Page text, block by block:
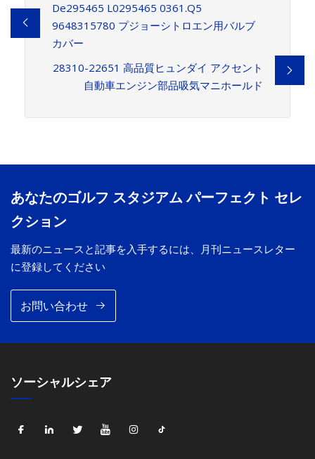
De295465 L0295465 0361.Q5
9648315780 プジョーシトロエン用バルブ
カバー
28310-22651 高品質ヒュンダイ アクセント
自動車エンジン部品吸気マニホールド
あなたのゴルフ スタジアム パーフェクト セレ
クション
最新のニュースと記事を入手するには、月刊ニュースレター
に登録してください
お問い合わせ
ソーシャルシェア